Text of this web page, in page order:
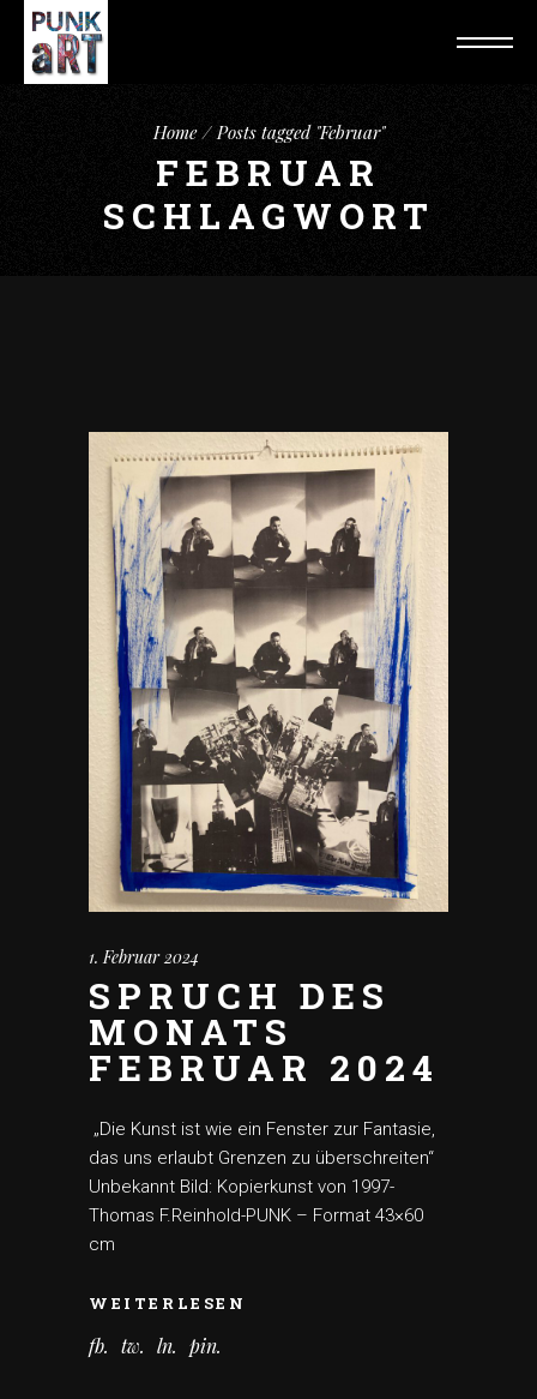
Home Posts tagged "Februar"
FEBRUAR
SCHLAGWORT
1. Februar 2024
SPRUCH DES
MONATS
FEBRUAR 2024
„Die Kunst ist wie ein Fenster zur Fantasie,
das uns erlaubt Grenzen zu überschreiten“
Unbekannt Bild: Kopierkunst von 1997-
Thomas F.Reinhold-PUNK – Format 43×60
cm
WEITERLESEN
fb tw ln pin